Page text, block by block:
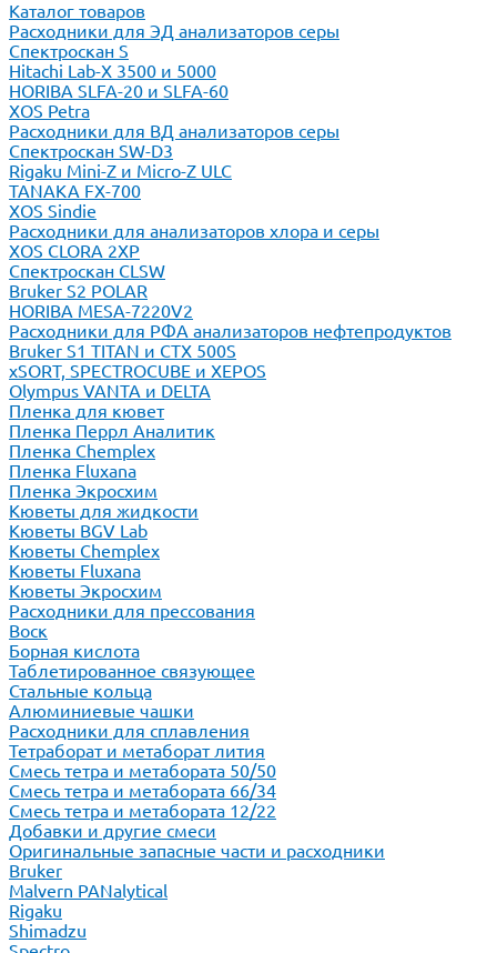
Каталог товаров
Расходники для ЭД анализаторов серы
Спектроскан S
Hitachi Lab-X 3500 и 5000
HORIBA SLFA-20 и SLFA-60
XOS Petra
Расходники для ВД анализаторов серы
Спектроскан SW-D3
Rigaku Mini-Z и Micro-Z ULC
TANAKA FX-700
XOS Sindie
Расходники для анализаторов хлора и серы
XOS CLORA 2XP
Спектроскан CLSW
Bruker S2 POLAR
HORIBA MESA-7220V2
Расходники для РФА анализаторов нефтепродуктов
Bruker S1 TITAN и CTX 500S
xSORT, SPECTROCUBE и XEPOS
Olympus VANTA и DELTA
Пленка для кювет
Пленка Перрл Аналитик
Пленка Chemplex
Пленка Fluxana
Пленка Экросхим
Кюветы для жидкости
Кюветы BGV Lab
Кюветы Chemplex
Кюветы Fluxana
Кюветы Экросхим
Расходники для прессования
Воск
Борная кислота
Таблетированное связующее
Стальные кольца
Алюминиевые чашки
Расходники для сплавления
Тетраборат и метаборат лития
Смесь тетра и метабората 50/50
Смесь тетра и метабората 66/34
Смесь тетра и метабората 12/22
Добавки и другие смеси
Оригинальные запасные части и расходники
Bruker
Malvern PANalytical
Rigaku
Shimadzu